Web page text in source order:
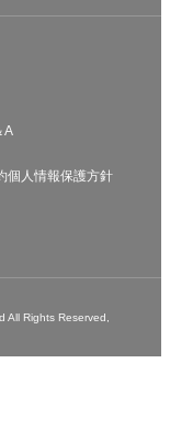
A
個人情報保護方針
All Rights Reserved,